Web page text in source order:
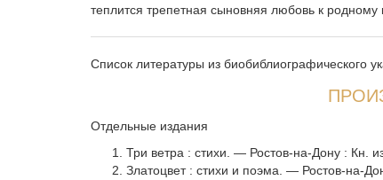
теплится трепетная сыновняя любовь к
Список литературы из биобиблиографического
Отдельные издания
Три ветра : стихи. — Ростов-на-Дону : Кн.
Златоцвет : стихи и поэма. — Ростов-на-